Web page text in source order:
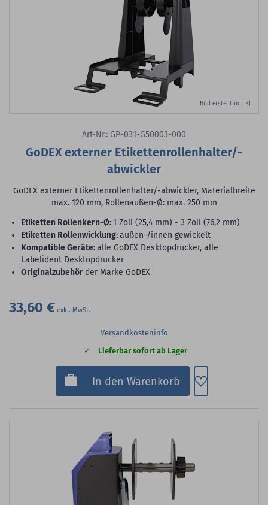
Bild erstellt mit KI
Art-Nr.: GP-031-G50003-000
GoDEX externer Etikettenrollenhalter/-
abwickler
GoDEX externer Etikettenrollenhalter/-abwickler, Materialbreite
max. 120 mm, Rollenaußen-Ø: max. 250 mm
Etiketten Rollenkern-Ø:1 Zoll (25,4 mm) - 3 Zoll (76,2 mm)
Etiketten Rollenwicklung:außen-/innen gewickelt
Kompatible Geräte:alle GoDEX Desktopdrucker, alle
Labelident Desktopdrucker
Originalzubehör der Marke GoDEX
33,60 €
Versandkosteninfo
Lieferbar sofort ab Lager
In den Warenkorb Zum